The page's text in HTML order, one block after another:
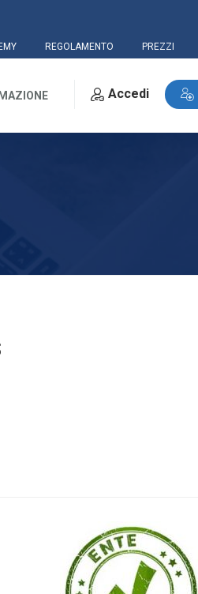
REGOLAMENTO PREZZI
Accedi